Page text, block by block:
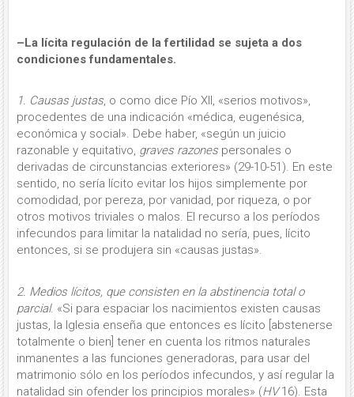
­–La lícita regulación de la fertilidad se sujeta a dos
condiciones fundamentales.
1. Causas justas, o como dice Pío XII, «serios motivos»,
proce­dentes de una indicación «médica, eu­genésica,
económica y social». Debe haber, «según un jui­cio
razonable y equitativo, graves razo­nespersonales o
derivadas de circuns­tancias exteriores» (29-10-51). En este
sentido, no sería lí­cito evitar los hijos simple­mente por
comodidad, por pe­reza, por vanidad, por riqueza, o por
otros moti­vos trivia­les o malos. El re­curso a los perío­dos
infecundos para limitar la natalidad no se­ría, pues, lícito
entonces, si se produjera sin «causas justas».
2. Medios lícitos, que consisten en la abstinencia total o
parcial. «Si para espaciar los nacimientos exis­ten causas
justas, la Iglesia enseña que entonces es lícito [abstenerse
totalmente o bien] te­ner en cuenta los ritmos natu­rales
inma­nentes a las funciones gene­radoras, para usar del
matrimonio sólo en los perío­dos infecundos, y así regu­lar la
natali­dad sin ofender los princi­pios morales» (HV16). Esta